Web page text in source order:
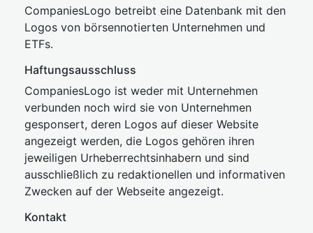
CompaniesLogo betreibt eine Datenbank mit den
Logos von börsennotierten Unternehmen und
ETFs.
Haftungsausschluss
CompaniesLogo ist weder mit Unternehmen
verbunden noch wird sie von Unternehmen
gesponsert, deren Logos auf dieser Website
angezeigt werden, die Logos gehören ihren
jeweiligen Urheberrechtsinhabern und sind
ausschließlich zu redaktionellen und informativen
Zwecken auf der Webseite angezeigt.
Kontakt